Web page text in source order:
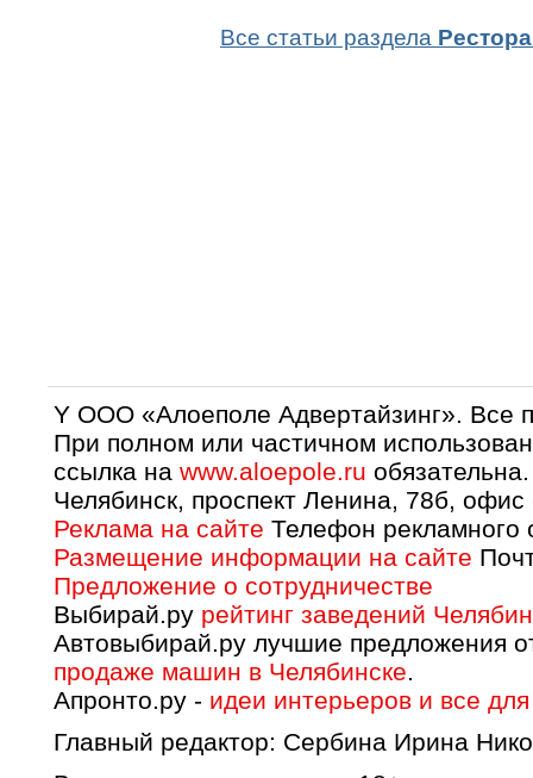
Все статьи раздела
Y OOO «Алоеполе Адвертайзинг».
При полном или частичном
ссылка на www.aloepole.ru обязательна.
Челябинск, проспект Ленина, 78б, офис
Реклама на сайте Телефон рекламного
Размещение информации на сайте
Предложение о сотрудничестве
Выбирай.ру рейтинг заведений
Автовыбирай.ру лучшие предложения
продаже машин в Челябинске.
Апронто.ру - идеи интерьеров и все
Главный редактор: Сербина Ирина